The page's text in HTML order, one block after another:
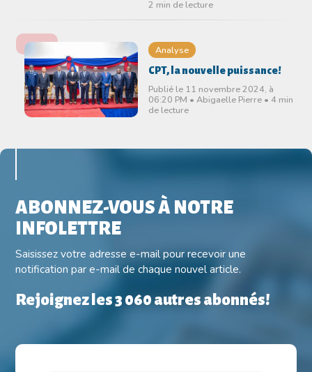
2 min de lecture
Analyse
CPT, la nouvelle puissance!
Publié le 11 novembre 2024, à
06:20 PM • Abigaelle Pierre • 4 min
de lecture
ABONNEZ-VOUS À NOTRE
INFOLETTRE
Saisissez votre adresse e-mail pour recevoir une
notification par e-mail de chaque nouvel article.
Rejoignez les 3 060 autres abonnés!